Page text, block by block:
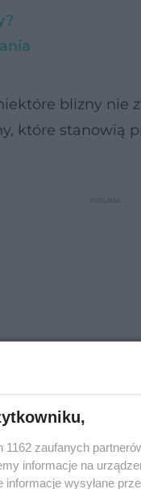
blizny nie
które stanowią
po operacjach.
nawet
1162 zaufanych
informacje na
informacje wysyłane